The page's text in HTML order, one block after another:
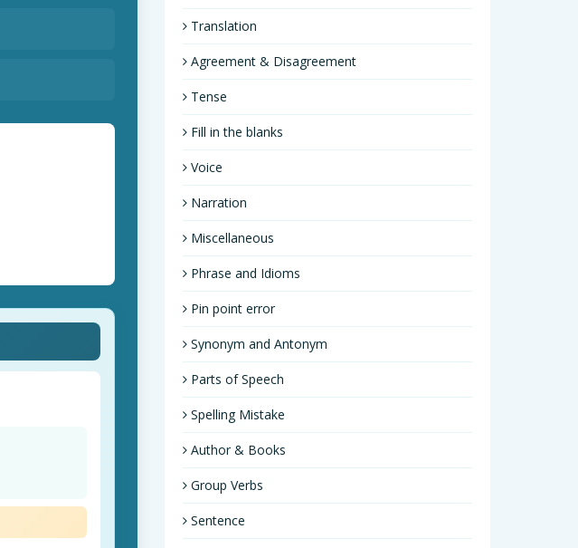
Translation
Agreement & Disagreement
Tense
Fill in the blanks
Voice
Narration
Miscellaneous
Phrase and Idioms
Pin point error
Synonym and Antonym
Parts of Speech
Spelling Mistake
Author & Books
Group Verbs
Sentence